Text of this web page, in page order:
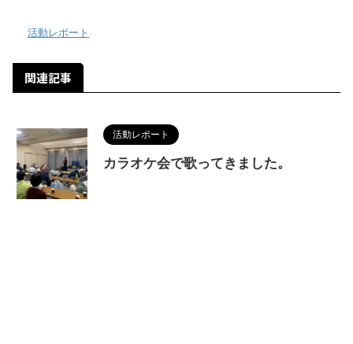
活動レポート
関連記事
活動レポート
カラオケ会で歌ってきました。